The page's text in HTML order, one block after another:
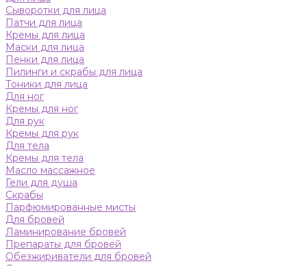
Сыворотки для лица
Патчи для лица
Кремы для лица
Маски для лица
Пенки для лица
Пилинги и скрабы для лица
Тоники для лица
Для ног
Кремы для ног
Для рук
Кремы для рук
Для тела
Кремы для тела
Масло массажное
Гели для душа
Скрабы
Парфюмированные мисты
Для бровей
Ламинирование бровей
Препараты для бровей
Обезжириватели для бровей